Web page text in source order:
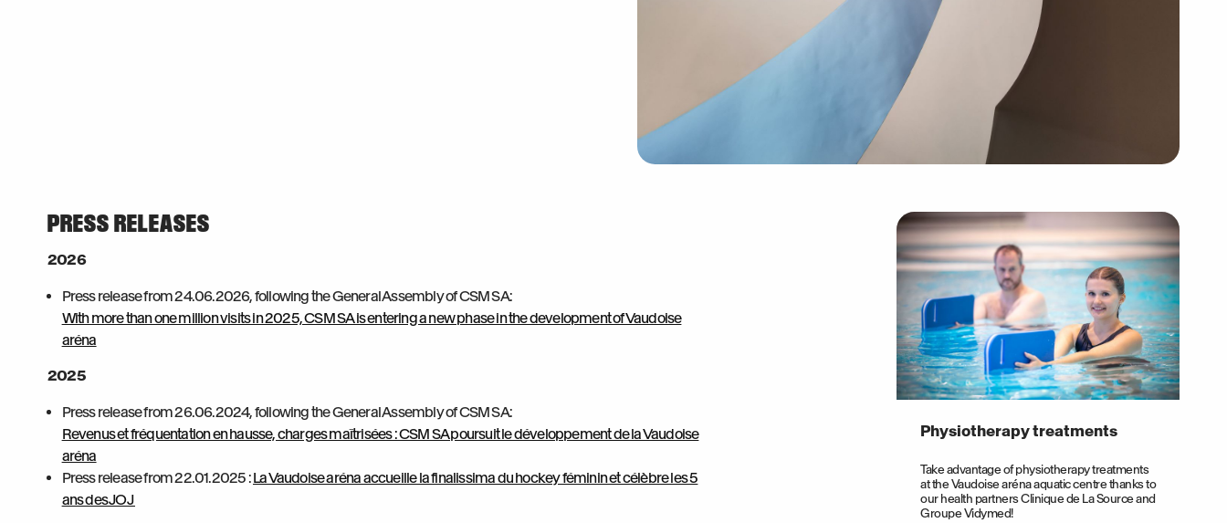
PRESS RELEASES
2026
Press release from 24.06.2026, following the General Assembly of CSM SA:
With more than one million visits in 2025, CSM SA is entering a new phase in the development of Vaudoise
aréna
2025
Press release from 26.06.2024, following the General Assembly of CSM SA:
Revenus et fréquentation en hausse, charges maîtrisées : CSM SA poursuit le développement de la Vaudoise
aréna
Press release from 22.01.2025 :La Vaudoise aréna accueille la finalissima du hockey féminin et célèbre les 5
ans des JOJ
Physiotherapy treatments
Take advantage of physiotherapy treatments
at the Vaudoise aréna aquatic centre thanks to
our health partners Clinique de La Source and
Groupe Vidymed!